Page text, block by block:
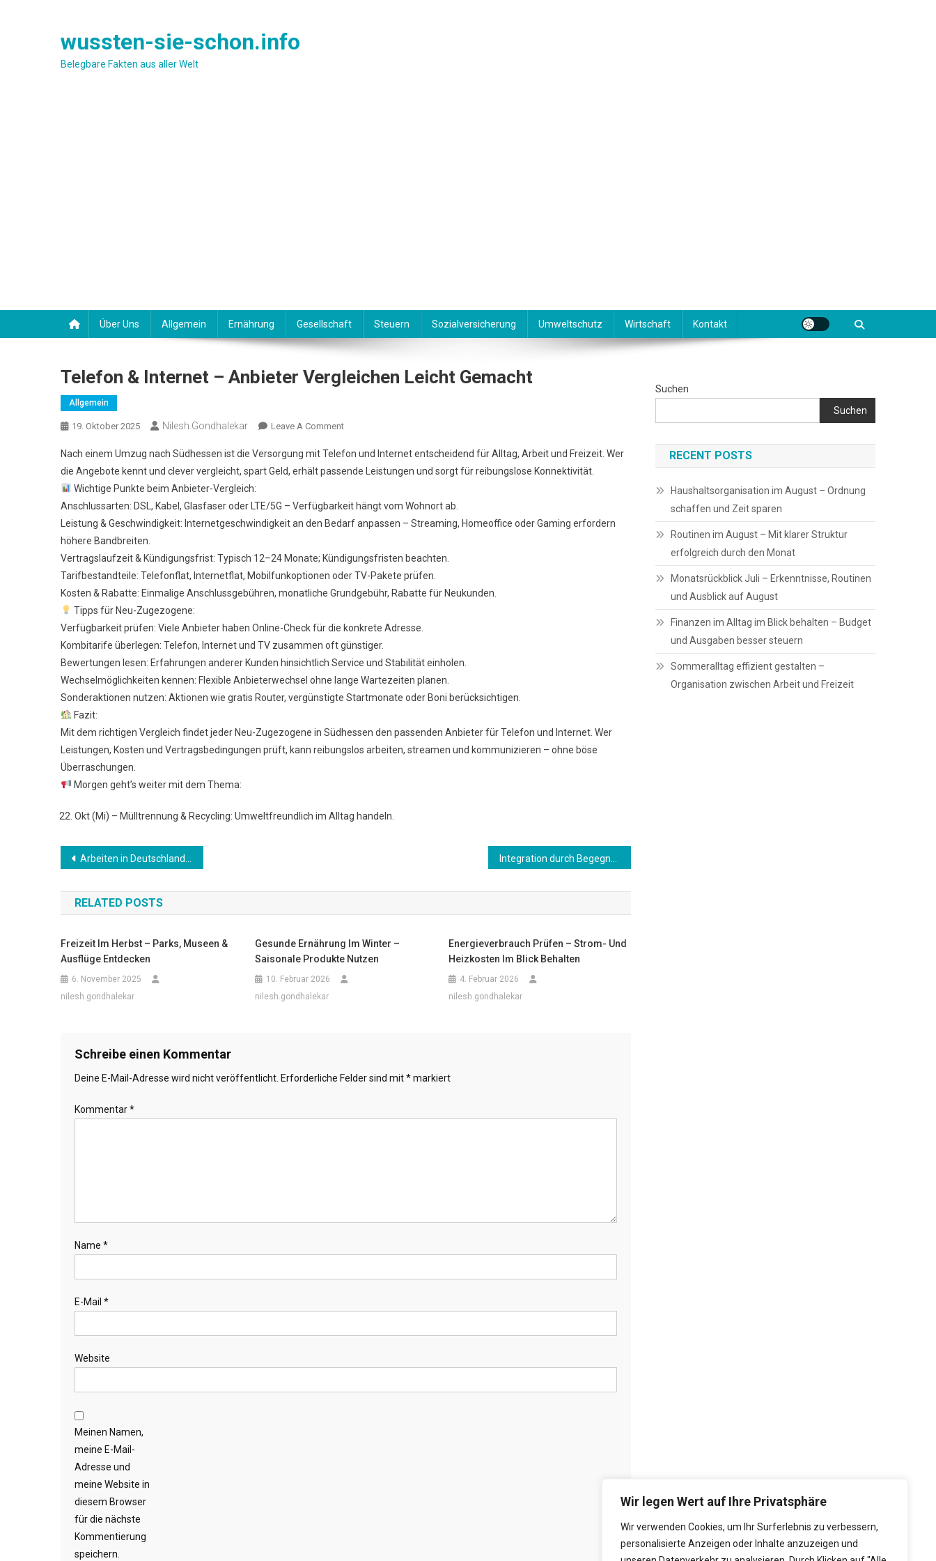
Wir legen Wert auf Ihre Privatsphäre
Wir verwenden Cookies, um Ihr Surferlebnis zu verbessern,
personalisierte Anzeigen oder Inhalte anzuzeigen und
wussten-sie-schon.info
Belegbare Fakten aus aller Welt
Über Uns Allgemein Ernährung Gesellschaft Steuern Sozialversicherung Umweltschutz Wirtschaft Kontakt
Telefon & Internet – Anbieter Vergleichen Leicht Gemacht
Allgemein
19. Oktober 2025 Nilesh.gondhalekar Leave A CommentOn
&
Internet
Anbieter
Vergleichen
Gemacht
Nach einem Umzug nach Südhessen ist die Versorgung mit Telefon und Internet entscheidend für Alltag, Arbeit und Freizeit. Wer
die Angebote kennt und clever vergleicht, spart Geld, erhält passende Leistungen und sorgt für reibungslose Konnektivität.
Wichtige Punkte beim Anbieter-Vergleich:
Anschlussarten: DSL, Kabel, Glasfaser oder LTE/5G – Verfügbarkeit hängt vom Wohnort ab.
Leistung & Geschwindigkeit: Internetgeschwindigkeit an den Bedarf anpassen – Streaming, Homeoffice oder Gaming erfordern
höhere Bandbreiten.
Vertragslaufzeit & Kündigungsfrist: Typisch 12–24 Monate; Kündigungsfristen beachten.
Tarifbestandteile: Telefonflat, Internetflat, Mobilfunkoptionen oder TV-Pakete prüfen.
Kosten & Rabatte: Einmalige Anschlussgebühren, monatliche Grundgebühr, Rabatte für Neukunden.
Tipps für Neu-Zugezogene:
Verfügbarkeit prüfen: Viele Anbieter haben Online-Check für die konkrete Adresse.
Kombitarife überlegen: Telefon, Internet und TV zusammen oft günstiger.
Bewertungen lesen: Erfahrungen anderer Kunden hinsichtlich Service und Stabilität einholen.
Wechselmöglichkeiten kennen: Flexible Anbieterwechsel ohne lange Wartezeiten planen.
Sonderaktionen nutzen: Aktionen wie gratis Router, vergünstigte Startmonate oder Boni berücksichtigen.
Fazit:
Mit dem richtigen Vergleich findet jeder Neu-Zugezogene in Südhessen den passenden Anbieter für Telefon und Internet. Wer
Leistungen, Kosten und Vertragsbedingungen prüft, kann reibungslos arbeiten, streamen und kommunizieren – ohne böse
Überraschungen.
Morgen geht’s weiter mit dem Thema:
Okt (Mi) – Mülltrennung & Recycling: Umweltfreundlich im Alltag handeln.
Beitrags-
Navigation
Arbeiten in Deutschland – Rechte, Pflichten & Gepflogenheiten
RELATED POSTS
Freizeit Im Herbst – Parks, Museen &
Ausflüge Entdecken
6. November 2025
nilesh.gondhalekar
Gesunde Ernährung Im Winter –
Saisonale Produkte Nutzen
10. Februar 2026
nilesh.gondhalekar
Energieverbrauch Prüfen – Strom- Und
Heizkosten Im Blick Behalten
4. Februar 2026
nilesh.gondhalekar
Schreibe einen Kommentar
Deine E-Mail-Adresse wird nicht veröffentlicht. Erforderliche Felder sind mit*markiert
Kommentar*
Name *
E-Mail *
Website
Meinen Namen,
meine E-Mail-
Adresse und
meine Website in
diesem Browser
für die nächste
Kommentierung
speichern.
Suchen
Suchen
RECENT POSTS
Haushaltsorganisation im August – Ordnung
schaffen und Zeit sparen
Routinen im August – Mit klarer Struktur
erfolgreich durch den Monat
Monatsrückblick Juli – Erkenntnisse, Routinen
und Ausblick auf August
Finanzen im Alltag im Blick behalten – Budget
und Ausgaben besser steuern
Sommeralltag effizient gestalten –
Organisation zwischen Arbeit und Freizeit